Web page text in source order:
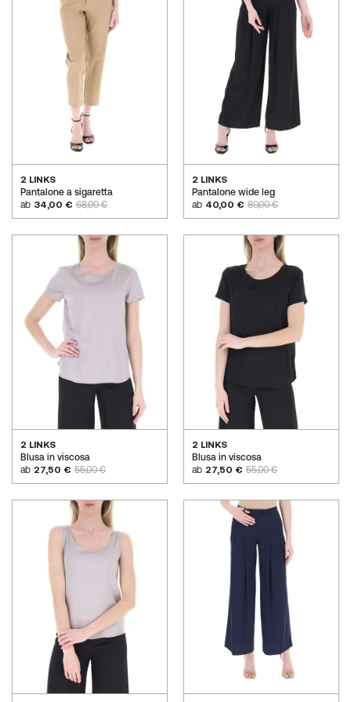
2 LINKS
Pantalone a sigaretta
ab 34,00 € 68,00 €
2 LINKS
Pantalone wide leg
ab 40,00 € 80,00 €
2 LINKS
Blusa in viscosa
ab 27,50 € 55,00 €
2 LINKS
Blusa in viscosa
ab 27,50 € 55,00 €